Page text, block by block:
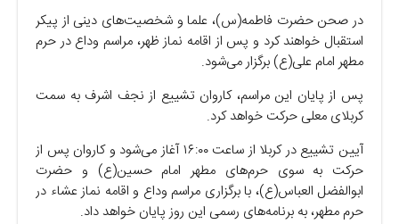
در صحن حضرت فاطمه(س)، علما و شخصیت‌های دینی از پیکر
استقبال خواهند کرد و پس از اقامه نماز ظهر، مراسم وداع در حرم
مطهر امام علی(ع) برگزار می‌شود.
پس از پایان این مراسم، کاروان تشییع از نجف اشرف به سمت
کربلای معلی حرکت خواهد کرد.
آیین تشییع در کربلا از ساعت ۱۶:۰۰ آغاز می‌شود و کاروان پس از
حرکت به سوی حرم‌های مطهر امام حسین(ع) و حضرت
ابوالفضل العباس(ع)، با برگزاری مراسم وداع و اقامه نماز عشاء در
حرم مطهر، به برنامه‌های رسمی این روز پایان خواهد داد.